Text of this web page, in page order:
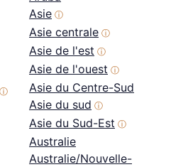
ⓘ
Asie ⓘ
Asie centrale ⓘ
Asie de l'est ⓘ
Asie de l'ouest ⓘ
Asie du Centre-Sud
Asie du sud ⓘ
Asie du Sud-Est ⓘ
Australie
Australie/Nouvelle-